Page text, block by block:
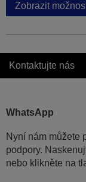
Zobrazit
Kontaktujte nás
WhatsApp
Nyní nám můžete
podpory.
nebo klikněte na